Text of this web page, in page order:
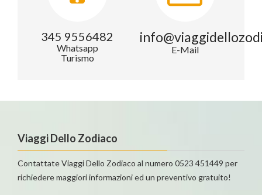
345 9556482
Whatsapp
Turismo
E-Mail
Viaggi Dello Zodiaco
Contattate Viaggi Dello Zodiaco al numero 0523 451449 per
richiedere maggiori informazioni ed un preventivo gratuito!